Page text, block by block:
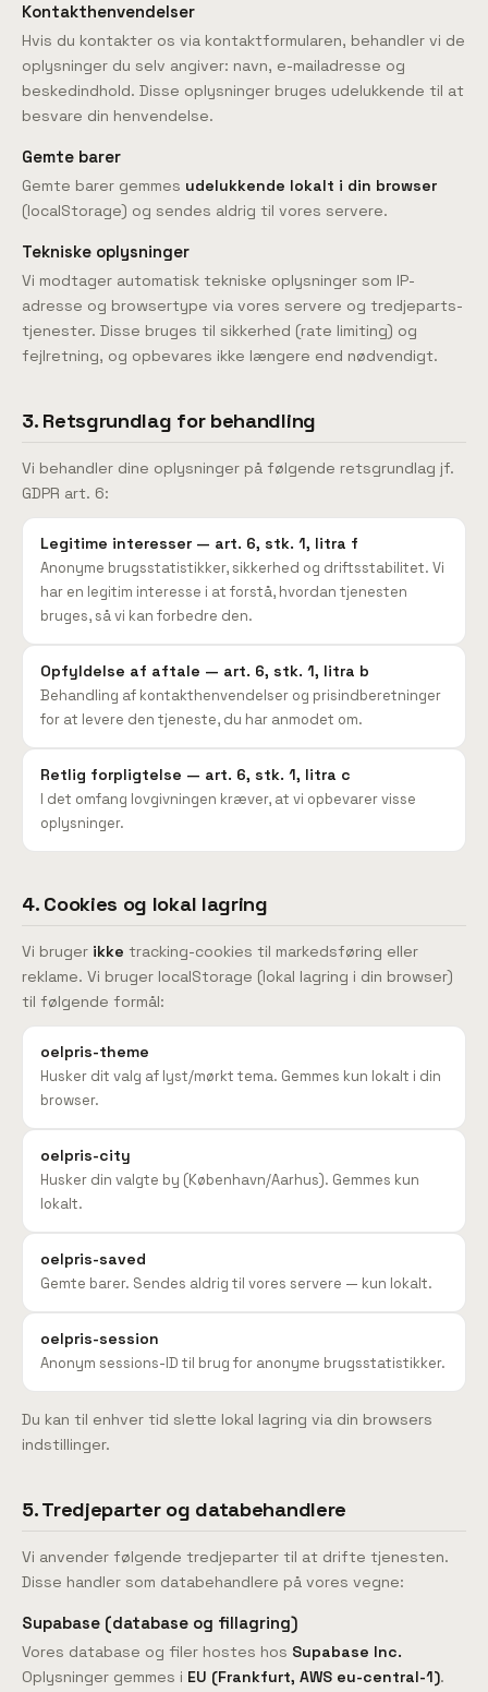
Kontakthenvendelser
Hvis du kontakter os via kontaktformularen, behandler vi de
oplysninger du selv angiver: navn, e-mailadresse og
beskedindhold. Disse oplysninger bruges udelukkende til at
besvare din henvendelse.
Gemte barer
Gemte barer gemmes udelukkende lokalt i din browser
(localStorage) og sendes aldrig til vores servere.
Tekniske oplysninger
Vi modtager automatisk tekniske oplysninger som IP-
adresse og browsertype via vores servere og tredjeparts-
tjenester. Disse bruges til sikkerhed (rate limiting) og
fejlretning, og opbevares ikke længere end nødvendigt.
3. Retsgrundlag for behandling
Vi behandler dine oplysninger på følgende retsgrundlag jf.
GDPR art. 6:
Legitime interesser — art. 6, stk. 1, litra f
Anonyme brugsstatistikker, sikkerhed og driftsstabilitet. Vi
har en legitim interesse i at forstå, hvordan tjenesten
bruges, så vi kan forbedre den.
Opfyldelse af aftale — art. 6, stk. 1, litra b
Behandling af kontakthenvendelser og prisindberetninger
for at levere den tjeneste, du har anmodet om.
Retlig forpligtelse — art. 6, stk. 1, litra c
I det omfang lovgivningen kræver, at vi opbevarer visse
oplysninger.
4. Cookies og lokal lagring
Vi bruger ikke tracking-cookies til markedsføring eller
reklame. Vi bruger localStorage (lokal lagring i din browser)
til følgende formål:
oelpris-theme
Husker dit valg af lyst/mørkt tema. Gemmes kun lokalt i din
browser.
oelpris-city
Husker din valgte by (København/Aarhus). Gemmes kun
lokalt.
oelpris-saved
Gemte barer. Sendes aldrig til vores servere — kun lokalt.
oelpris-session
Anonym sessions-ID til brug for anonyme brugsstatistikker.
Du kan til enhver tid slette lokal lagring via din browsers
indstillinger.
5. Tredjeparter og databehandlere
Vi anvender følgende tredjeparter til at drifte tjenesten.
Disse handler som databehandlere på vores vegne:
Supabase (database og fillagring)
Vores database og filer hostes hos Supabase Inc.
Oplysninger gemmes i EU (Frankfurt, AWS eu-central-1).